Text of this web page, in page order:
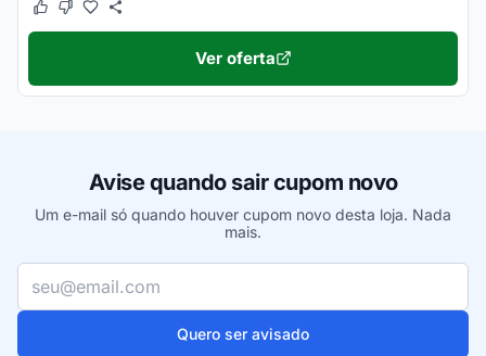
Este cupom funcionou
Este cupom não funcionou
Ver oferta
Avise quando sair cupom novo
Um e-mail só quando houver cupom novo desta loja. Nada
mais.
Seu e-mail
Quero ser avisado